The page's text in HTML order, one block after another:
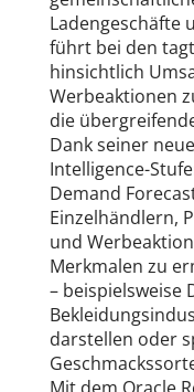
Ladengeschäfte
führt bei den
hinsichtlich
Werbeaktionen
die
Dank seiner
Intelligence-
Demand
Einzelhändlern,
und
Merkmalen zu
– beispielsweise
darstellen oder